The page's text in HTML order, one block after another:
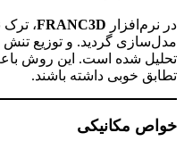
در نرم‌افزار FRANC3D،
مدل‌سازی گردید. و توزیع
تحلیل شده است. این روش
تطابق خوبی داشته باشند.
خواص مکانیکی